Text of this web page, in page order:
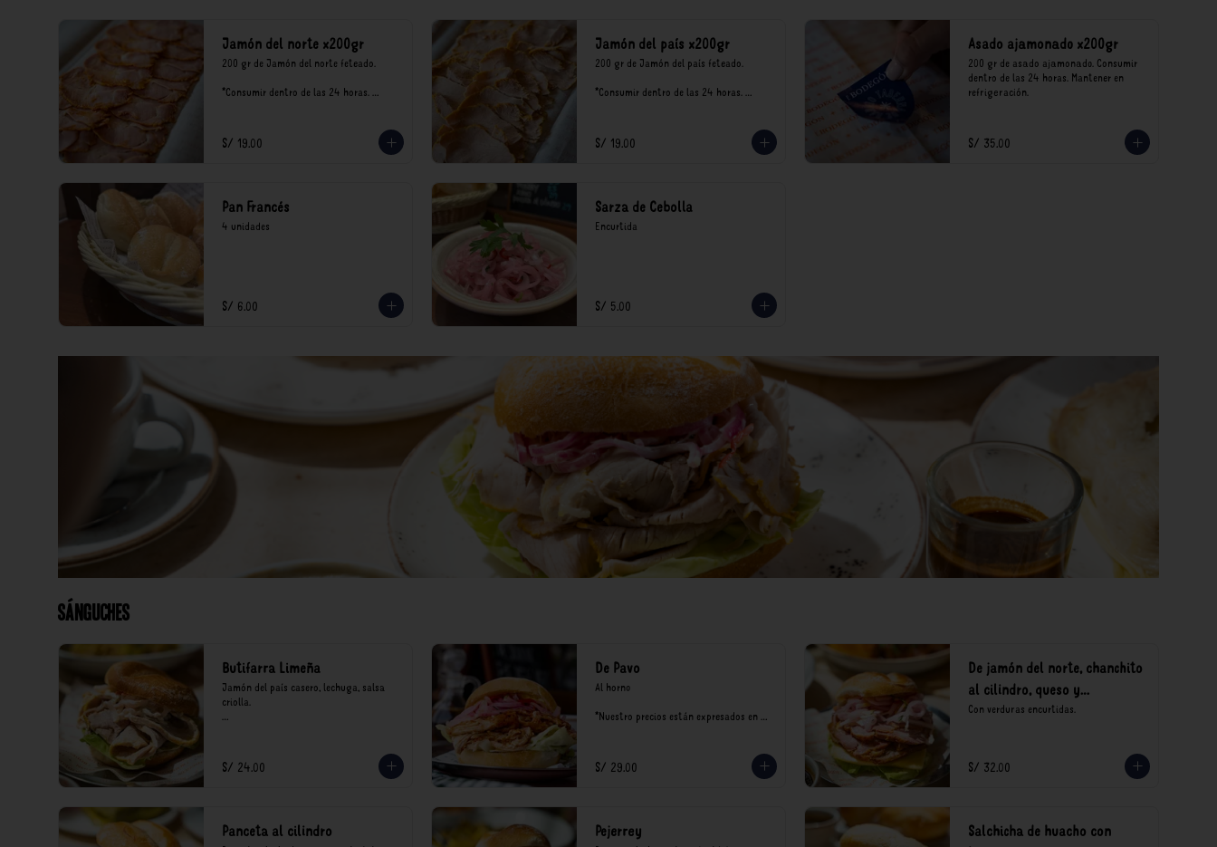
Jamón del norte x200gr
200 gr de Jamón del norte feteado.
*Consumir dentro de las 24 horas.
soles e incluyen impuestos de ley y
recargo al consumo.
S/ 19.00
Jamón del país x200gr
200 gr de Jamón del país feteado.
*Consumir dentro de las 24 horas.
soles e incluyen impuestos de ley y
recargo al consumo.
S/ 19.00
Asado ajamonado x200gr
200 gr de asado ajamonado. Consumir
dentro de las 24 horas. Mantener en
refrigeración.
S/ 35.00
Pan Francés
4 unidades
S/ 6.00
Sarza de Cebolla
Encurtida
S/ 5.00
Sánguches
Butifarra Limeña
Jamón del país casero, lechuga, salsa
criolla.
recargo al consumo.
S/ 24.00
De Pavo
Al horno
*Nuestro precios están expresados en
S/ 29.00
De jamón del norte, chanchito
al cilindro, queso y
encurtidos
Con verduras encurtidas.
S/ 32.00
Panceta al cilindro Pejerrey
Salchicha de huacho con